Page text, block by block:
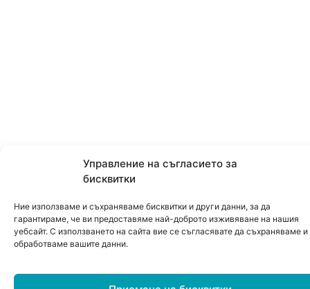
Управление на съгласието за
бисквитки
Ние използваме и съхраняваме бисквитки и други данни, за да
гарантираме, че ви предоставяме най-доброто изживяване на нашия
уебсайт. С използването на сайта вие се съгласявате да съхраняваме и
обработваме вашите данни.